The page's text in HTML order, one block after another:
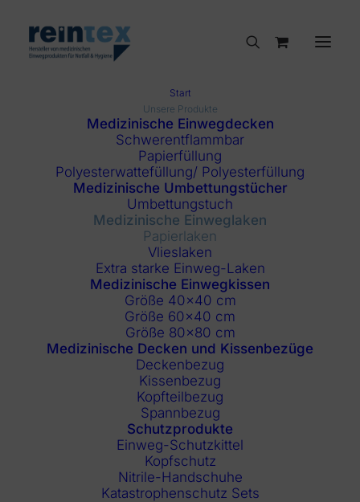
Start
Unsere Produkte
Medizinische Einwegdecken
Schwerentflammbar
Papierfüllung
Polyesterwattefüllung/ Polyesterfüllung
Medizinische Umbettungstücher
Umbettungstuch
Medizinische Einweglaken
Papierlaken
Vlieslaken
Extra starke Einweg-Laken
Medizinische Einwegkissen
Größe 40×40 cm
Größe 60×40 cm
Größe 80×80 cm
Medizinische Decken und Kissenbezüge
Deckenbezug
Kissenbezug
Kopfteilbezug
Spannbezug
Schutzprodukte
Einweg-Schutzkittel
Kopfschutz
Nitrile-Handschuhe
Katastrophenschutz Sets
Papierlaken
Filter anzeigen